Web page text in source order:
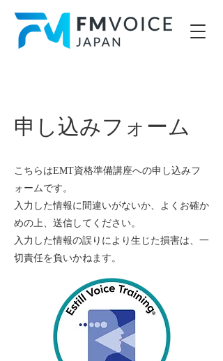
申し込みフォーム
こちらはEMT資格準備講座への申し込みフ
ォームです。
​入力した情報に間違いがないか、よくお確か
めの上、送信してください。
​入力した情報の誤りにより生じた損害は、一
切責任を負いかねます。